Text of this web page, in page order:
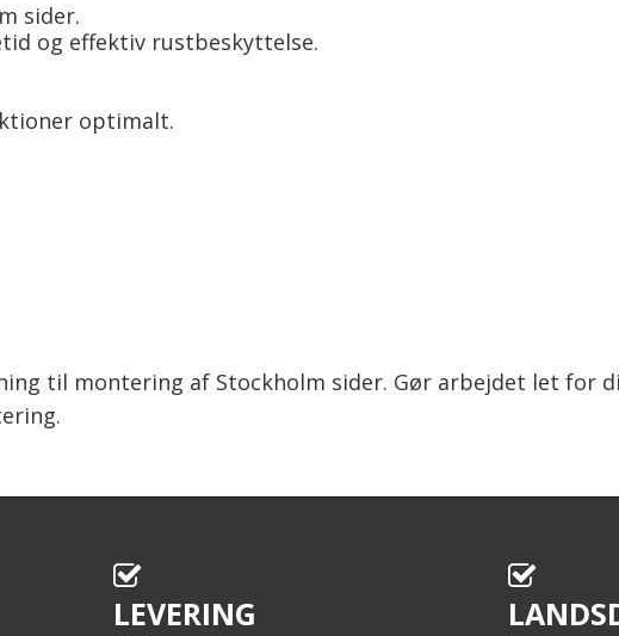
sider.
og effektiv rustbeskyttelse.
optimalt.
til montering af Stockholm sider. Gør arbejdet let for
LEVERING